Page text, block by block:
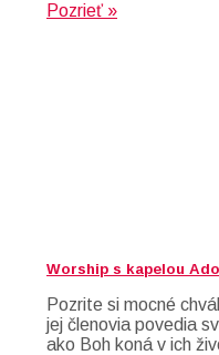
Pozrieť »
Worship s kapelou
Pozrite si mocné
jej členovia povedia
ako Boh koná v ich